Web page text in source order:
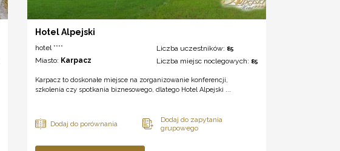
Hotel Alpejski
hotel ****
Miasto: Karpacz
Liczba uczestników: 85
Liczba miejsc noclegowych: 85
Karpacz to doskonałe miejsce na zorganizowanie konferencji,
szkolenia czy spotkania biznesowego, dlatego Hotel Alpejski ...